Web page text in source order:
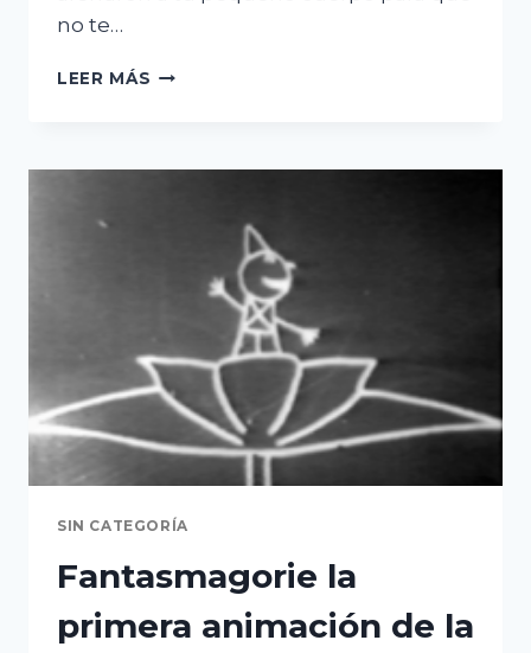
no te…
LEER MÁS EL
TU
SIN CATEGORÍA
Fantasmagorie la
primera animación de la